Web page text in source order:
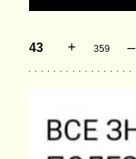
43 + 359 –